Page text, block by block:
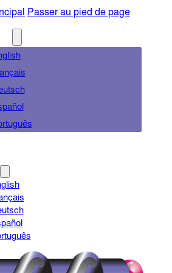
Passer au pied de page